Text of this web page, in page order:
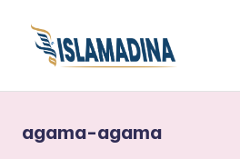
agama-agama